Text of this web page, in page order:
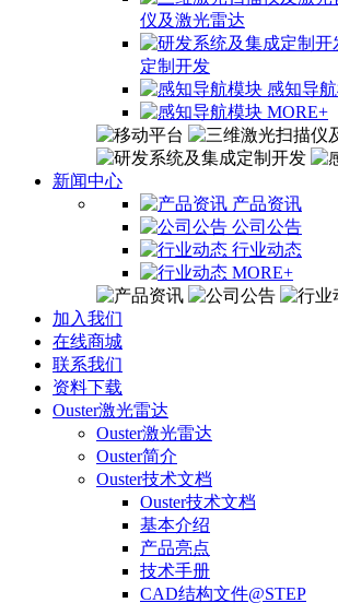
仪及激光雷达
定制开发
感知导
MORE+
新闻中心
产品资讯
公司公告
行业动态
MORE+
加入我们
在线商城
联系我们
资料下载
Ouster激光雷达
Ouster激光雷达
Ouster简介
Ouster技术文档
Ouster技术文档
基本介绍
产品亮点
技术手册
CAD结构文件@STEP